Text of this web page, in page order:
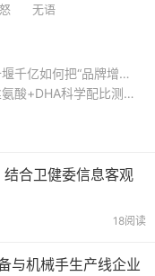
无语
增长”做成“可信内容资产”？ ...
配比测评，协同促髓鞘发育 ...
合卫健委信息客观
18阅读
与机械手生产线企业